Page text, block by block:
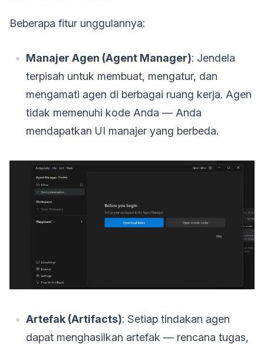
Beberapa fitur unggulannya:
Manajer Agen (Agent Manager): Jendela
terpisah untuk membuat, mengatur, dan
mengamati agen di berbagai ruang kerja. Agen
tidak memenuhi kode Anda — Anda
mendapatkan UI manajer yang berbeda.
Artefak (Artifacts): Setiap tindakan agen
dapat menghasilkan artefak — rencana tugas,